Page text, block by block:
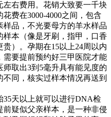
左右费用。花销大致要一千块
费在3000-4000之间，包含
品，不光要母方的羊水样品
本（像是牙刷，指甲，口香
）。孕期在15以上24周以内
要提前预约好三甲医院才能
取出3到5毫升具有能见度的
同，核实过样本情况再送到
35天以上就可以进行DNA检
疑似父亲样本，是一种非侵